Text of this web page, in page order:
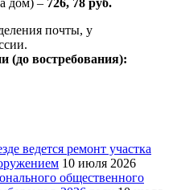
дом) – 726, 78 руб.
почты, у
(до востребования):
ведется ремонт участка
10 июля 2026
общественного